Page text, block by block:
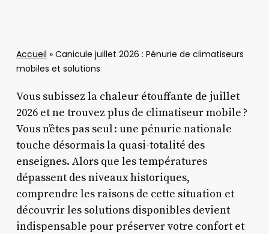
Accueil » Canicule juillet 2026 : Pénurie de climatiseurs
mobiles et solutions
Vous subissez la chaleur étouffante de juillet
2026 et ne trouvez plus de climatiseur mobile ?
Vous n’êtes pas seul : une pénurie nationale
touche désormais la quasi-totalité des
enseignes. Alors que les températures
dépassent des niveaux historiques,
comprendre les raisons de cette situation et
découvrir les solutions disponibles devient
indispensable pour préserver votre confort et